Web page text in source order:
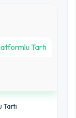
Tartı